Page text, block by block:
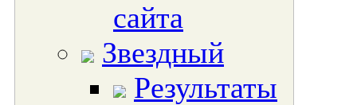
сайта
Звездный
Результаты